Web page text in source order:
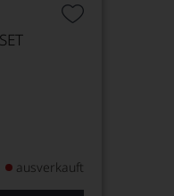
ausverkauft